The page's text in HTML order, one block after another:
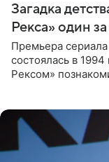
Загадка
Рекса» один
Премьера
состоялась в
Рексом»